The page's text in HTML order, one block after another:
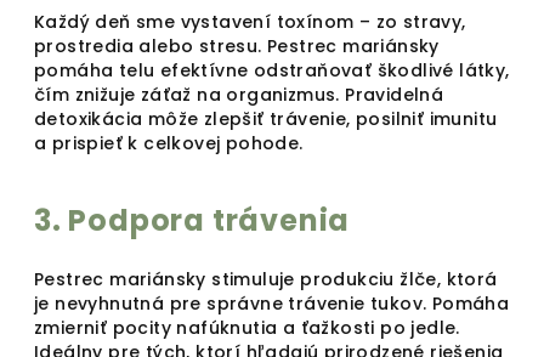
Každý deň sme vystavení toxínom – zo stravy,
prostredia alebo stresu. Pestrec mariánsky
pomáha telu efektívne odstraňovať škodlivé látky,
čím znižuje záťaž na organizmus. Pravidelná
detoxikácia môže zlepšiť trávenie, posilniť imunitu
a prispieť k celkovej pohode.
3. Podpora trávenia
Pestrec mariánsky stimuluje produkciu žlče, ktorá
je nevyhnutná pre správne trávenie tukov. Pomáha
zmierniť pocity nafúknutia a ťažkosti po jedle.